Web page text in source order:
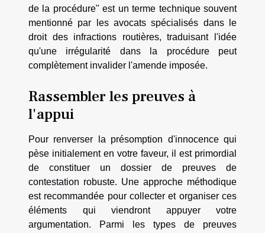
de la procédure" est un terme technique souvent
mentionné par les avocats spécialisés dans le
droit des infractions routières, traduisant l'idée
qu'une irrégularité dans la procédure peut
complètement invalider l'amende imposée.
Rassembler les preuves à
l'appui
Pour renverser la présomption d'innocence qui
pèse initialement en votre faveur, il est primordial
de constituer un dossier de preuves de
contestation robuste. Une approche méthodique
est recommandée pour collecter et organiser ces
éléments qui viendront appuyer votre
argumentation. Parmi les types de preuves